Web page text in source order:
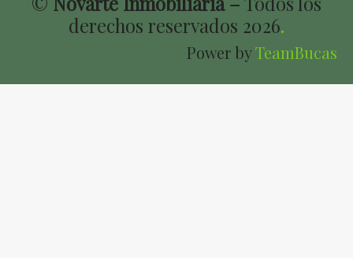
derechos reservados 2026.
Power byTeamBucas